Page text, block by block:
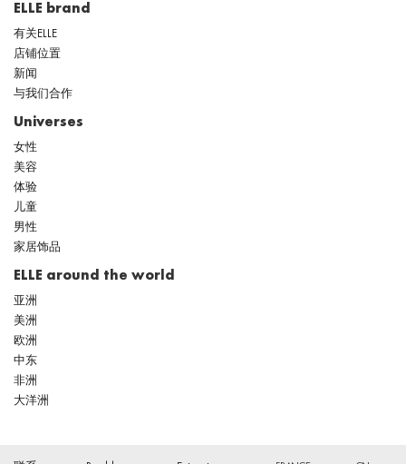
ELLE brand
有关ELLE
店铺位置
新闻
与我们合作
Universes
女性
美容
体验
儿童
男性
家居饰品
ELLE around the world
亚洲
美洲
欧洲
中东
非洲
大洋洲